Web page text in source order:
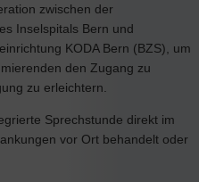
zwischen der
Inselspitals Bern und
KODA Bern (BZS), um
den Zugang zu
zu erleichtern.
Sprechstunde direkt im
vor Ort behandelt oder